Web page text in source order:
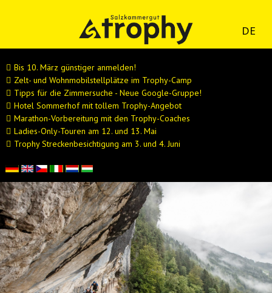
DE
Bis 10. März günstiger anmelden!
Zelt- und Wohnmobilstellplätze im Trophy-Camp
Tipps für die Zimmersuche - Neue Google-Gruppe!
Hotel Sommerhof mit tollem Trophy-Angebot
Marathon-Vorbereitung mit den Trophy-Coaches
Ladies-Only-Touren am 12. und 13. Mai
Trophy Streckenbesichtigung am 3. und 4. Juni